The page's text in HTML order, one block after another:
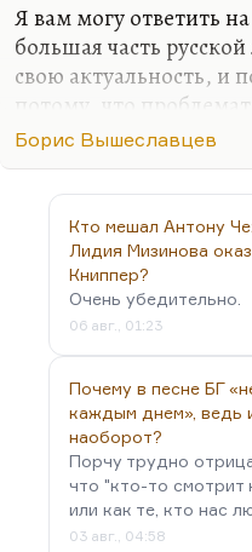
Я вам могу ответить
большая часть
свою актуальность, и
потому, что
усложнилась
совершенно другой.
так, как будто у них
Многое обернулось
есть прекрасные
Шмемана, пожалуй, и
Лосского. Бердяев мне
публицистом таким,
И у Розанова, и у
превосходного, у
выше всех остальных,
Борис Вышеславцев
Кто мешал Антону
Лидия Мизинова
Книппер?
Очень убедительно.
06 авг., 01:23
Почему в песне БГ
каждым днем», ведь
наоборот?
Порчу трудно
что "кто-то смотрит
или как те, кто нас
03 авг., 04:58